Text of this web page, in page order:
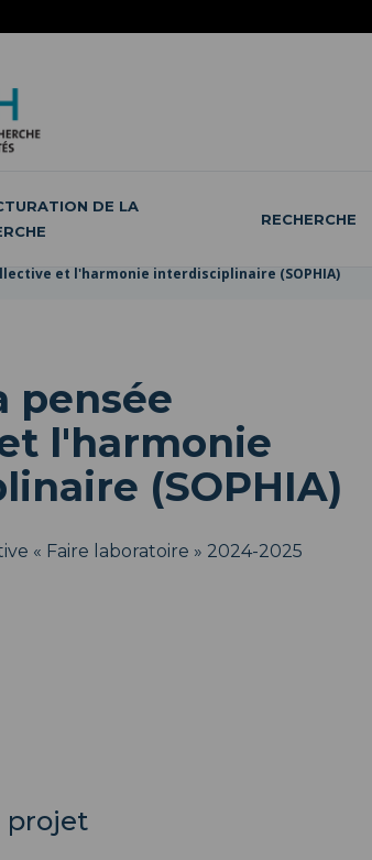
DE LA
RECHERCHE
et l'harmonie interdisciplinaire (SOPHIA)
pensée
l'harmonie
(SOPHIA)
« Faire laboratoire » 2024-2025
projet